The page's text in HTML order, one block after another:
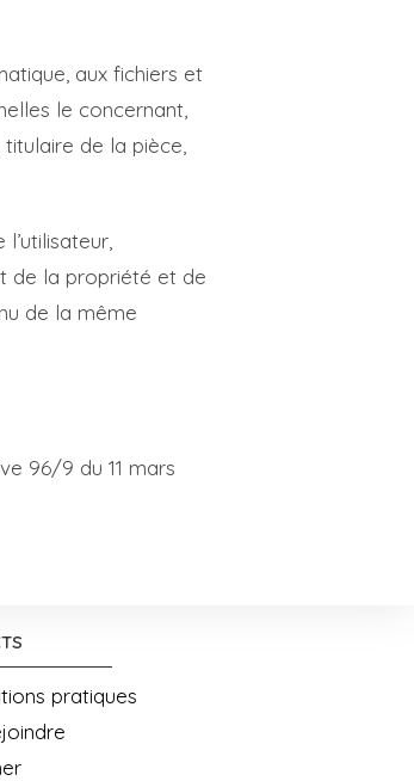
aux fichiers et
le concernant,
de la pièce,
de la propriété et de
de la même
96/9 du 11 mars
pratiques